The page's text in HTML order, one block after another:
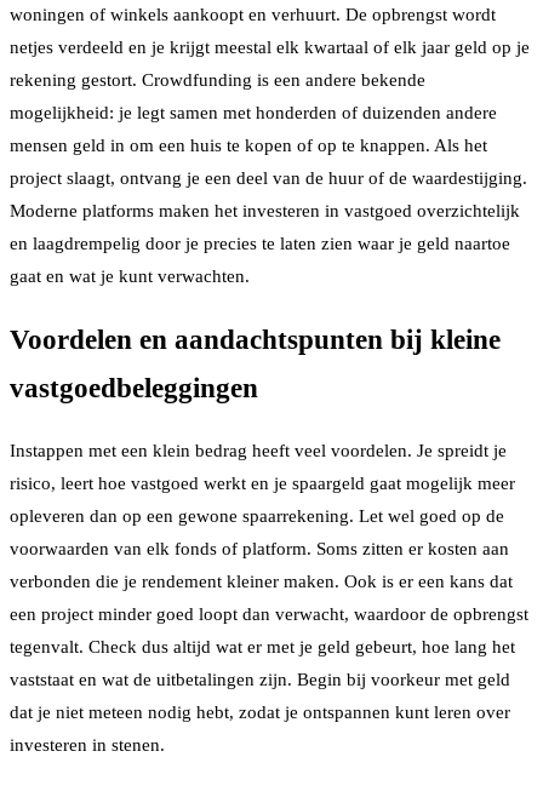
woningen of winkels aankoopt en verhuurt. De opbrengst wordt
netjes verdeeld en je krijgt meestal elk kwartaal of elk jaar geld op je
rekening gestort. Crowdfunding is een andere bekende
mogelijkheid: je legt samen met honderden of duizenden andere
mensen geld in om een huis te kopen of op te knappen. Als het
project slaagt, ontvang je een deel van de huur of de waardestijging.
Moderne platforms maken het investeren in vastgoed overzichtelijk
en laagdrempelig door je precies te laten zien waar je geld naartoe
gaat en wat je kunt verwachten.
Voordelen en aandachtspunten bij kleine
vastgoedbeleggingen
Instappen met een klein bedrag heeft veel voordelen. Je spreidt je
risico, leert hoe vastgoed werkt en je spaargeld gaat mogelijk meer
opleveren dan op een gewone spaarrekening. Let wel goed op de
voorwaarden van elk fonds of platform. Soms zitten er kosten aan
verbonden die je rendement kleiner maken. Ook is er een kans dat
een project minder goed loopt dan verwacht, waardoor de opbrengst
tegenvalt. Check dus altijd wat er met je geld gebeurt, hoe lang het
vaststaat en wat de uitbetalingen zijn. Begin bij voorkeur met geld
dat je niet meteen nodig hebt, zodat je ontspannen kunt leren over
investeren in stenen.